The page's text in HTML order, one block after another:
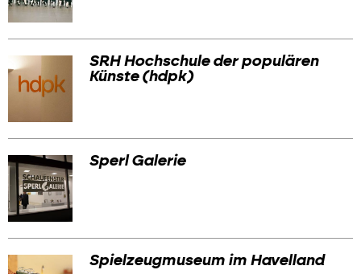
SRH Hochschule der populären
Künste (hdpk)
Sperl Galerie
Spielzeugmuseum im Havelland